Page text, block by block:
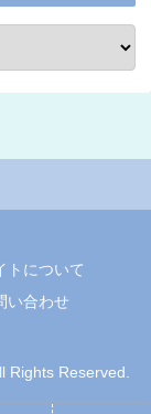
トについて
い合わせ
Rights Reserved.